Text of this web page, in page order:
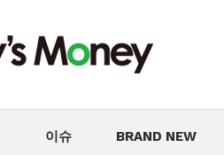
이슈 BRAND NEW